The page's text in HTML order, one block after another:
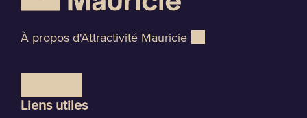
À propos d'Attractivité Mauricie
Liens utiles